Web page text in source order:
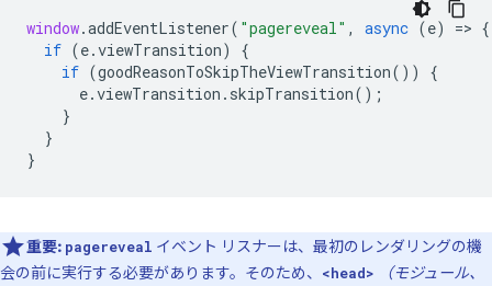
window.addEventListener( "pagereveal" , async (e) => {
if (e.viewTransition)
{
if (goodReasonToSkipTheViewTransition())
{
e.viewTransition . skipTransition();
}
}
}
重要: pagereveal イベント リスナーは、最初のレンダリングの機
会の前に実行する必要があります。そのため、
<head>
（モジュール、